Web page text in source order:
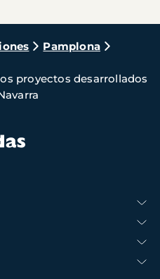
Pamplona
proyectos desarrollados